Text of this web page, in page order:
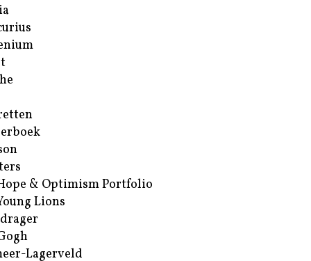
& Optimism Portfolio
Lions
Lagerveld